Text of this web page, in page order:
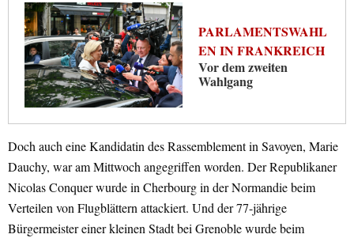
PARLAMENTSWAHL
EN IN FRANKREICH
Vor dem zweiten
Wahlgang
Doch auch eine Kandidatin des Rassemblement in Savoyen, Marie
Dauchy, war am Mittwoch angegriffen worden. Der Republikaner
Nicolas Conquer wurde in Cherbourg in der Normandie beim
Verteilen von Flugblättern attackiert. Und der 77-jährige
Bürgermeister einer kleinen Stadt bei Grenoble wurde beim